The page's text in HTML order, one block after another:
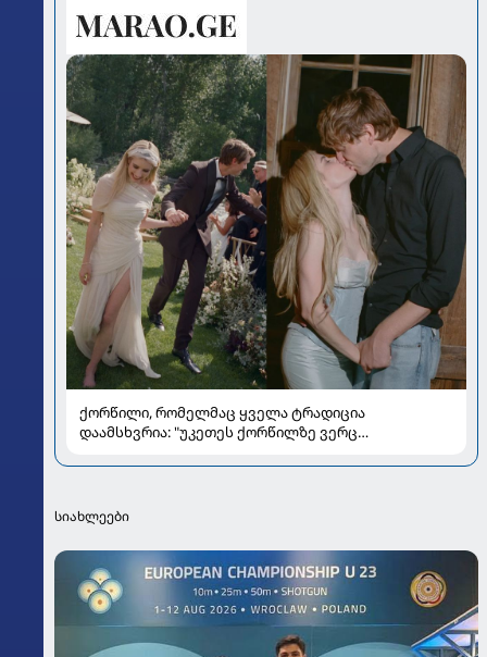
ქორწილი, რომელმაც ყველა ტრადიცია
დაამსხვრია: "უკეთეს ქორწილზე ვერც
სიახლეები